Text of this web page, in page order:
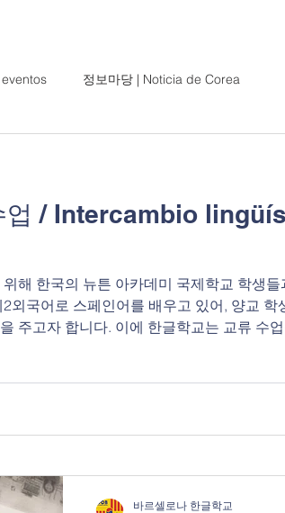
정보마당 | Noticia de Corea
업 / Intercambio
해 한국의 뉴튼 아카데미 국제학교 학생
외국어로 스페인어를 배우고 있어, 양교 학
주고자 합니다. 이에 한글학교는 교류 수
de int
바르셀로나 한글학교